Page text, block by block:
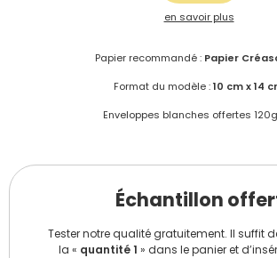
en savoir plus
Papier recommandé :Papier
Format du modèle :10 cm x 14
Enveloppes blanches offertes
Échantillon
Tester notre qualité gratuitement. Il suffit
la « quantité 1 » dans le panier et